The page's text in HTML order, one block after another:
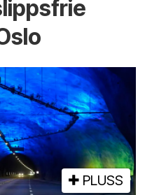
PLUSS